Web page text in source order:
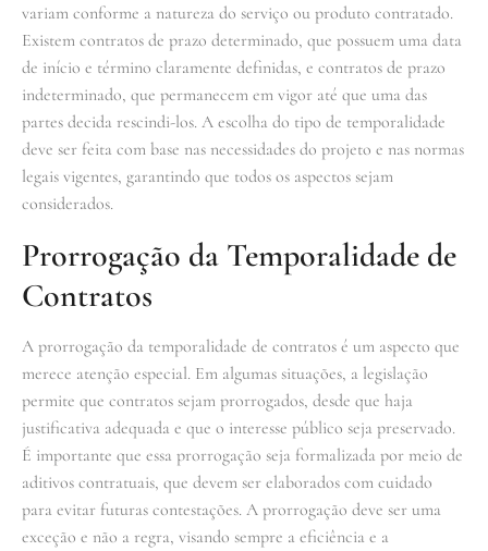
variam conforme a natureza do serviço ou produto contratado.
Existem contratos de prazo determinado, que possuem uma data
de início e término claramente definidas, e contratos de prazo
indeterminado, que permanecem em vigor até que uma das
partes decida rescindi-los. A escolha do tipo de temporalidade
deve ser feita com base nas necessidades do projeto e nas normas
legais vigentes, garantindo que todos os aspectos sejam
considerados.
Prorrogação da Temporalidade de
Contratos
A prorrogação da temporalidade de contratos é um aspecto que
merece atenção especial. Em algumas situações, a legislação
permite que contratos sejam prorrogados, desde que haja
justificativa adequada e que o interesse público seja preservado.
É importante que essa prorrogação seja formalizada por meio de
aditivos contratuais, que devem ser elaborados com cuidado
para evitar futuras contestações. A prorrogação deve ser uma
exceção e não a regra, visando sempre a eficiência e a